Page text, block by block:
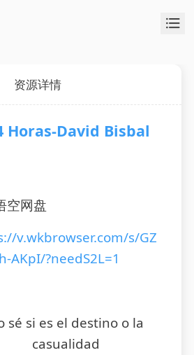
资源详情
Horas-David Bisbal
空网盘
v.wkbrowser.com/s/GZ
AKpI/?needS2L=1
sé si es el destino o la
casualidad